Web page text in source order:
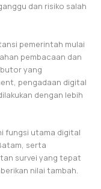
dan risiko salah
pemerintah mulai
pembacaan dan
yang
pengadaan digital
dengan lebih
fungsi utama digital
serta
survei yang tepat
nilai tambah.